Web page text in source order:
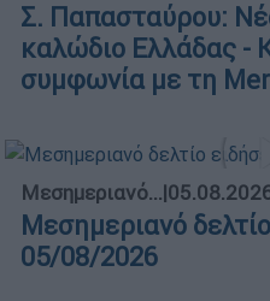
Σ. Παπασταύρου:
καλώδιο Ελλάδας -
συμφωνία με τη
Μεσημεριανό...|
Μεσημεριανό
05/08/2026